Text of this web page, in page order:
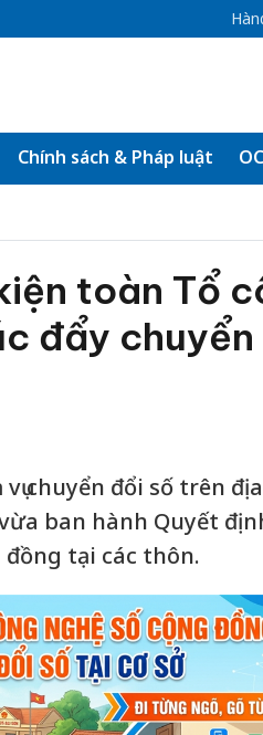
Chính sách & Pháp luật
toàn Tổ
đẩy
chuyển đổi số trên
ban hành Quyết
đồng tại các thôn.